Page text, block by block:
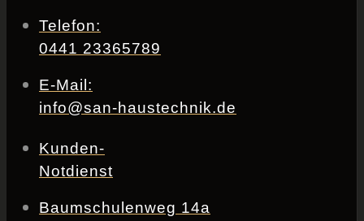
Telefon:
0441 23365789
E-Mail:
info@san-haustechnik.de
Kunden-
Notdienst
Baumschulenweg 14a